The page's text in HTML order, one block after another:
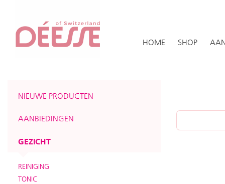
HOME SHOP
NIEUWE PRODUCTEN
AANBIEDINGEN
GEZICHT
REINIGING
TONIC